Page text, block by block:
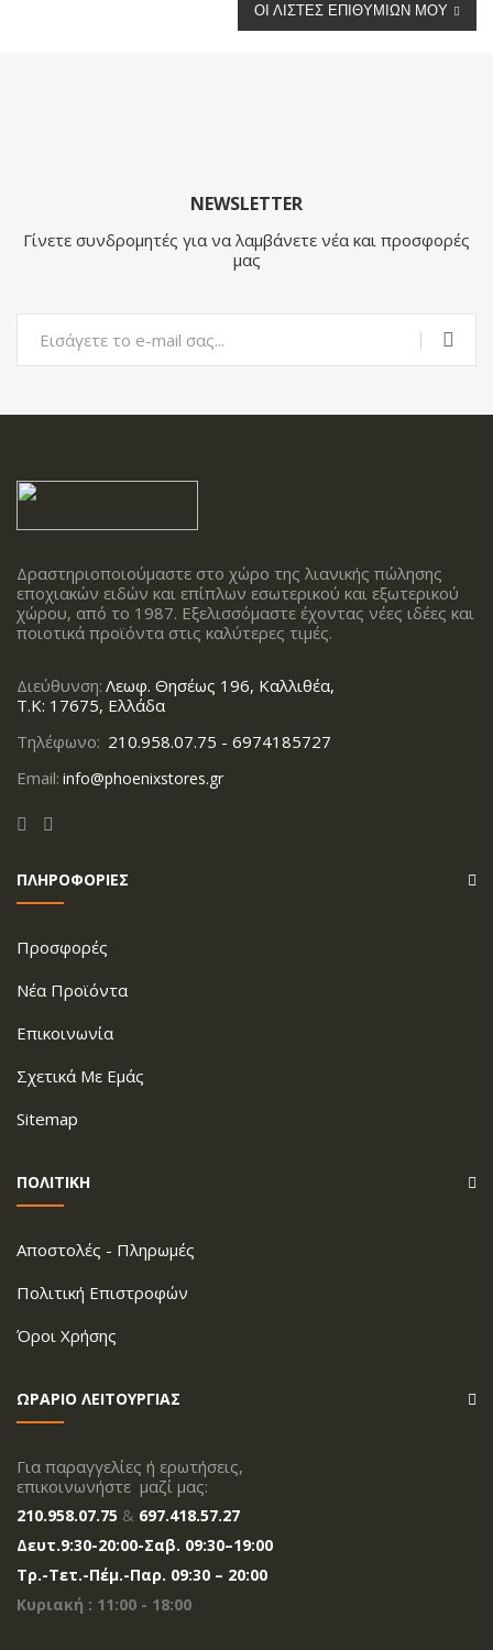
ΟΙ ΛΊΣΤΕΣ ΕΠΙΘΥΜΙΏΝ ΜΟΥ
NEWSLETTER
Γίνετε συνδρομητές για να λαμβάνετε νέα και προσφορές
μας
Δραστηριοποιούμαστε στο χώρο της λιανικής πώλησης
εποχιακών ειδών και επίπλων εσωτερικού και εξωτερικού
χώρου, από το 1987. Εξελισσόμαστε έχοντας νέες ιδέες και
ποιοτικά προϊόντα στις καλύτερες τιμές.
Διεύθυνση: Λεωφ. Θησέως 196, Καλλιθέα,
Τ.Κ: 17675, Ελλάδα
Τηλέφωνο: 210.958.07.75 - 6974185727
Email: info@phoenixstores.gr
ΠΛΗΡΟΦΟΡΙΕΣ
Προσφορές
Νέα Προϊόντα
Επικοινωνία
Σχετικά Με Εμάς
Sitemap
ΠΟΛΙΤΙΚΗ
Aποστολές - Πληρωμές
Πολιτική Επιστροφών
Όροι Xρήσης
ΩΡΑΡΙΟ ΛΕΙΤΟΥΡΓΙΑΣ
Για παραγγελίες ή ερωτήσεις,
επικοινωνήστε μαζί μας:
210.958.07.75 & 697.418.57.27
Δευτ.9:30-20:00-Σαβ. 09:30–19:00
Tρ.-Τετ.-Πέμ.-Παρ. 09:30 – 20:00
Κυριακή : 11:00 - 18:00